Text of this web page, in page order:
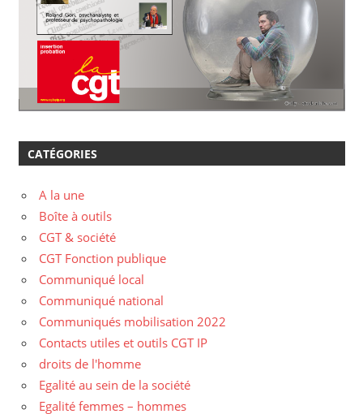
CATÉGORIES
A la une
Boîte à outils
CGT & société
CGT Fonction publique
Communiqué local
Communiqué national
Communiqués mobilisation 2022
Contacts utiles et outils CGT IP
droits de l'homme
Egalité au sein de la société
Egalité femmes – hommes